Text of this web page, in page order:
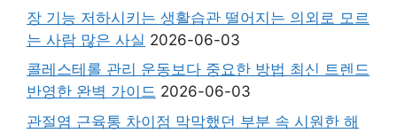
장 기능 저하시키는 생활습관 떨어지는 의외로 모르
는 사람 많은 사실 2026-06-03
콜레스테롤 관리 운동보다 중요한 방법 최신 트렌드
반영한 완벽 가이드 2026-06-03
관절염 근육통 차이점 막막했던 부분 속 시원한 해